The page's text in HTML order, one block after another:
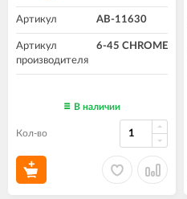
Артикул AB-11630
Артикул
производителя
6-45 CHROME
В наличии
Кол-во